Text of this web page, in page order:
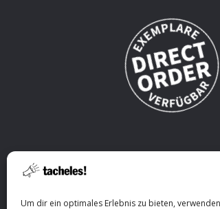
Um dir ein optimales Erlebnis zu bieten,